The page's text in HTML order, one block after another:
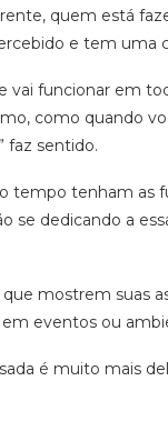
quem está
e tem uma
vai funcionar em
como quando
faz sentido.
tempo tenham as
se dedicando a
mostrem suas
eventos ou
é muito mais